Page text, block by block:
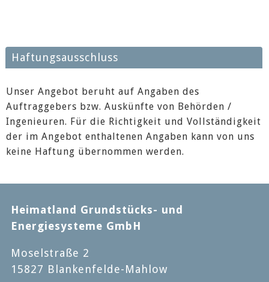
Haftungsausschluss
Unser Angebot beruht auf Angaben des
Auftraggebers bzw. Auskünfte von Behörden /
Ingenieuren. Für die Richtigkeit und Vollständigkeit
der im Angebot enthaltenen Angaben kann von uns
keine Haftung übernommen werden.
Heimatland Grundstücks- und
Energiesysteme GmbH
Moselstraße 2
15827 Blankenfelde-Mahlow